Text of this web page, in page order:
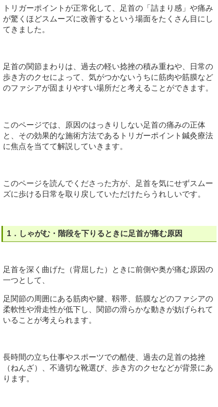
トリガーポイントが正常化して、足首の「詰まり感」や痛み
が驚くほどスムーズに改善するという場面をたくさん目にし
てきました。
足首の関節まわりは、過去の軽い捻挫の積み重ねや、日常の
歩き方のクセによって、気がつかないうちに筋肉や筋膜など
のファシアが固まりやすい場所だと考えることができます。
このページでは、原因のはっきりしない足首の痛みの正体
と、その効果的な施術方法であるトリガーポイント鍼灸療法
に焦点を当てて解説していきます。
このページを読んでくださった方が、足首を気にせずスムー
ズに歩ける日常を取り戻していただけたらうれしいです。
1．しゃがむ・階段を下りるときに足首が痛む原因
足首を深く曲げた（背屈した）ときに前側や奥が痛む原因の
一つとして、
足関節の周囲にある筋肉や腱、靱帯、筋膜などのファシアの
柔軟性や滑走性が低下し、関節の滑らかな動きが妨げられて
いることが考えられます。
長時間の立ち仕事やスポーツでの酷使、過去の足首の捻挫
（ねんざ）、不適切な靴選び、歩き方のクセなどが背景にあ
ります。